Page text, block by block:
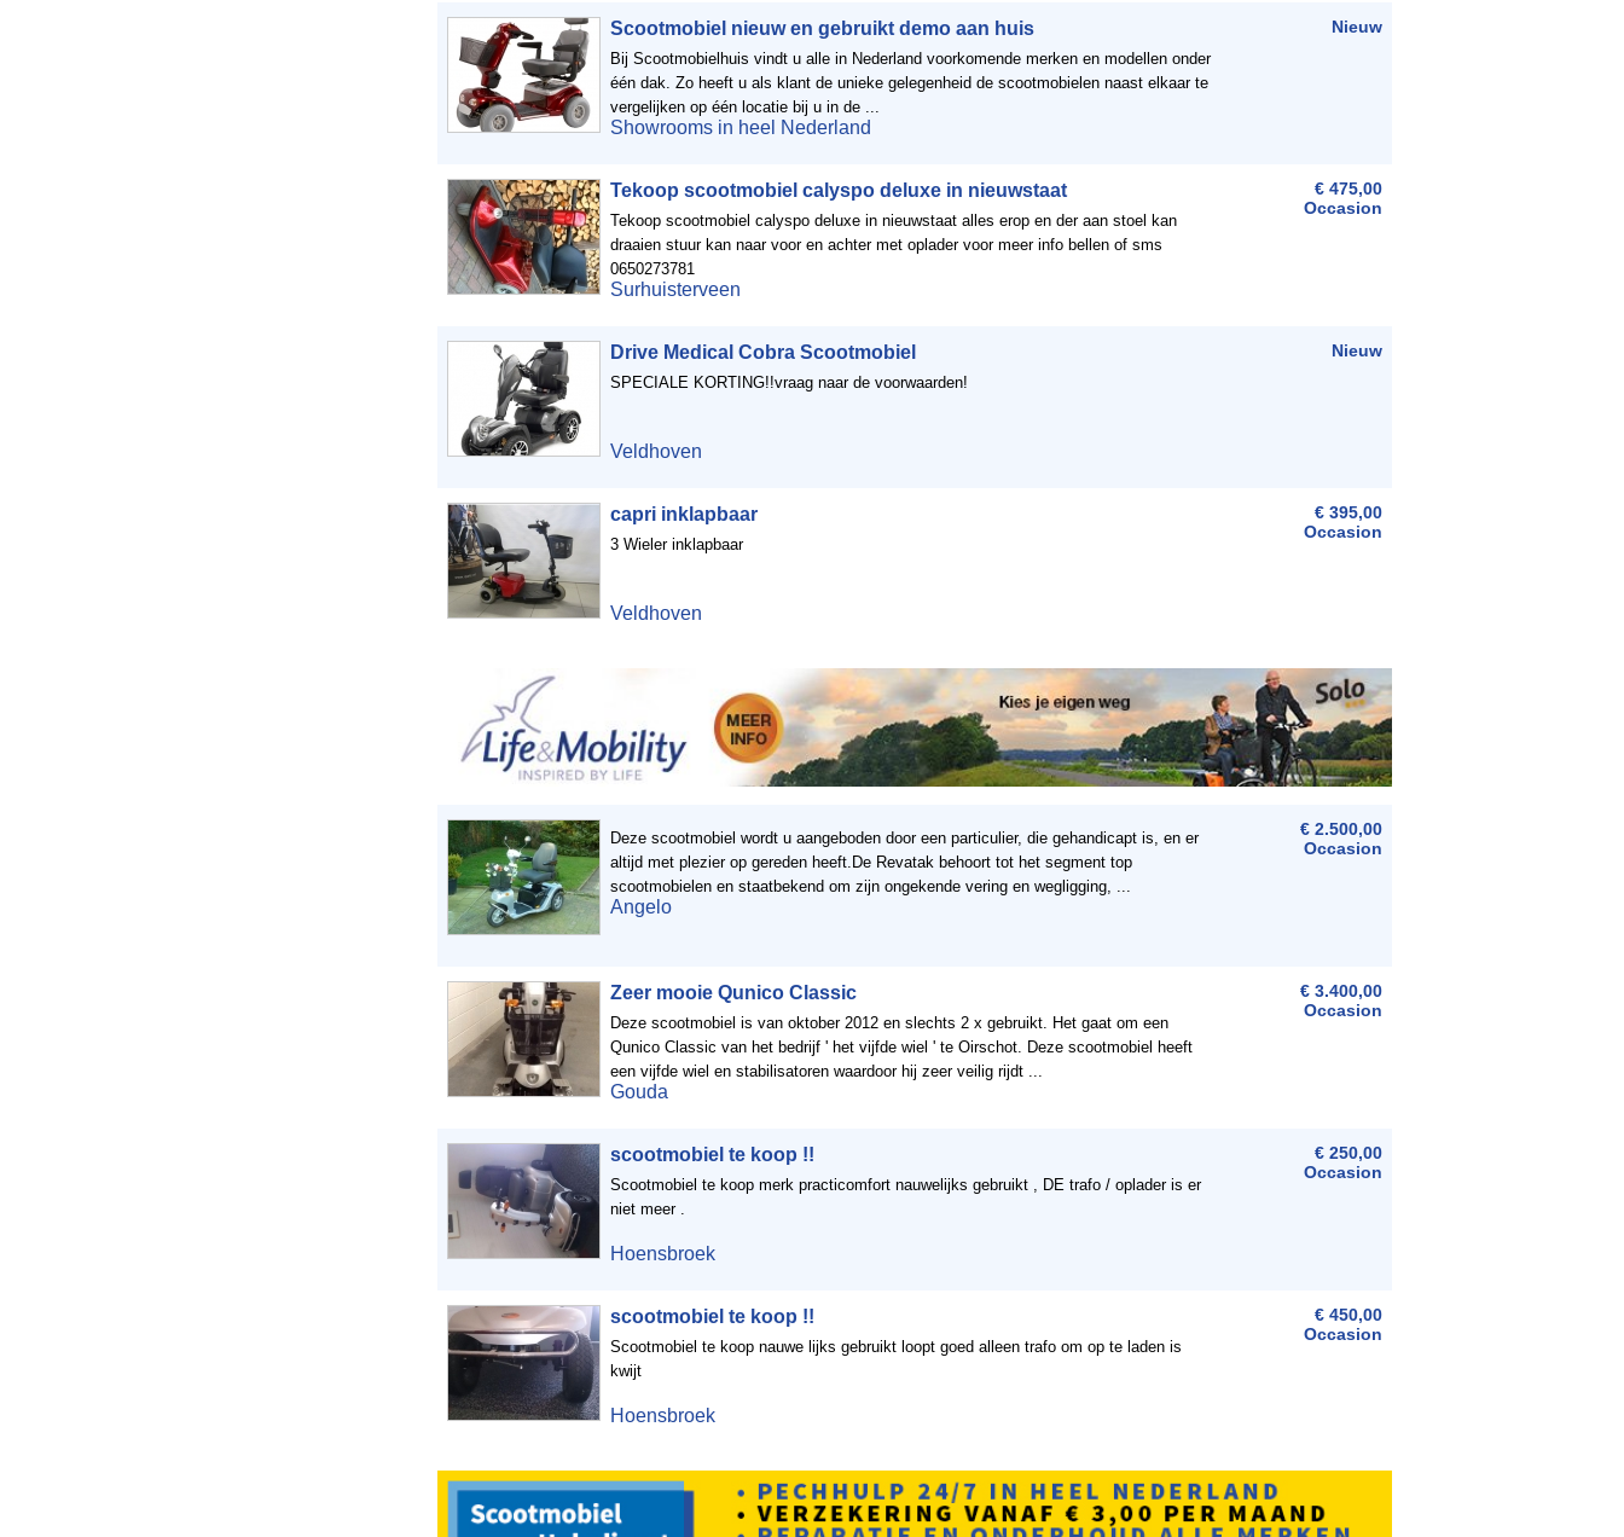
Scootmobiel nieuw en gebruikt demo aan huis
Bij Scootmobielhuis vindt u alle in Nederland voorkomende merken en modellen onder
één dak. Zo heeft u als klant de unieke gelegenheid de scootmobielen naast elkaar te
vergelijken op één locatie bij u in de ...
Showrooms in heel Nederland
Nieuw
Tekoop scootmobiel calyspo deluxe in nieuwstaat
Tekoop scootmobiel calyspo deluxe in nieuwstaat alles erop en der aan stoel kan
draaien stuur kan naar voor en achter met oplader voor meer info bellen of sms
0650273781
Surhuisterveen
€ 475,00
Occasion
Drive Medical Cobra Scootmobiel
SPECIALE KORTING!!vraag naar de voorwaarden!
Veldhoven
Nieuw
capri inklapbaar
3 Wieler inklapbaar
Veldhoven
€ 395,00
Occasion
Deze scootmobiel wordt u aangeboden door een particulier, die gehandicapt is, en er
altijd met plezier op gereden heeft.De Revatak behoort tot het segment top
scootmobielen en staatbekend om zijn ongekende vering en wegligging, ...
Angelo
€ 2.500,00
Occasion
Zeer mooie Qunico Classic
Deze scootmobiel is van oktober 2012 en slechts 2 x gebruikt. Het gaat om een
Qunico Classic van het bedrijf ' het vijfde wiel ' te Oirschot. Deze scootmobiel heeft
een vijfde wiel en stabilisatoren waardoor hij zeer veilig rijdt ...
Gouda
€ 3.400,00
Occasion
scootmobiel te koop !!
Scootmobiel te koop merk practicomfort nauwelijks gebruikt , DE trafo / oplader is er
niet meer .
Hoensbroek
€ 250,00
Occasion
scootmobiel te koop !!
Scootmobiel te koop nauwe lijks gebruikt loopt goed alleen trafo om op te laden is
kwijt
Hoensbroek
€ 450,00
Occasion